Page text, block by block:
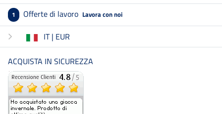
1 Offerte di lavoro Lavora con noi
IT | EUR
ACQUISTA IN SICUREZZA